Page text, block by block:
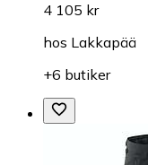
4 105 kr
hos Lakkapää
+6 butiker